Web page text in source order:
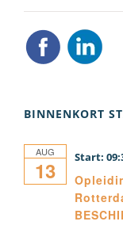
BINNENKORT
AUG
13